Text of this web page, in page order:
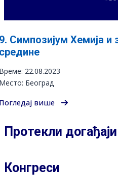
Симпозијум Хемија
22.08.2023
Београд
више
Протекли догађаји
Конгреси